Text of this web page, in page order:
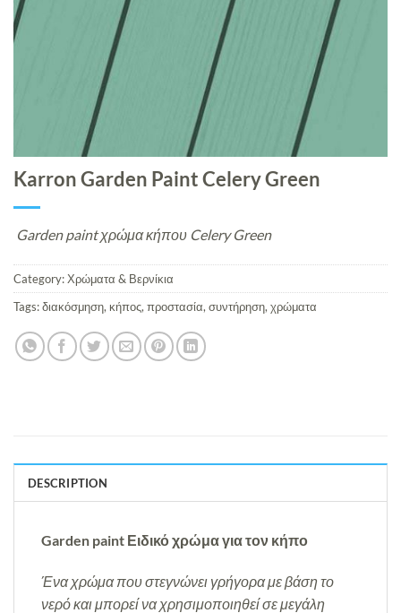
Karron Garden Paint Celery Green
Garden paint χρώμα κήπου Celery Green
Category:Χρώματα & Βερνίκια
Tags:διακόσμηση, κήπος, προστασία, συντήρηση, χρώματα
DESCRIPTION
Garden paint Ειδικό χρώμα για τον κήπο
Ένα χρώμα που στεγνώνει γρήγορα με βάση το
νερό και μπορεί να χρησιμοποιηθεί σε μεγάλη